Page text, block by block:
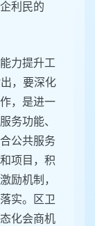
利民的
力提升工
，要深化
，是进一
务功能、
公共服务
项目，积
励机制，
实。区卫
化会商机